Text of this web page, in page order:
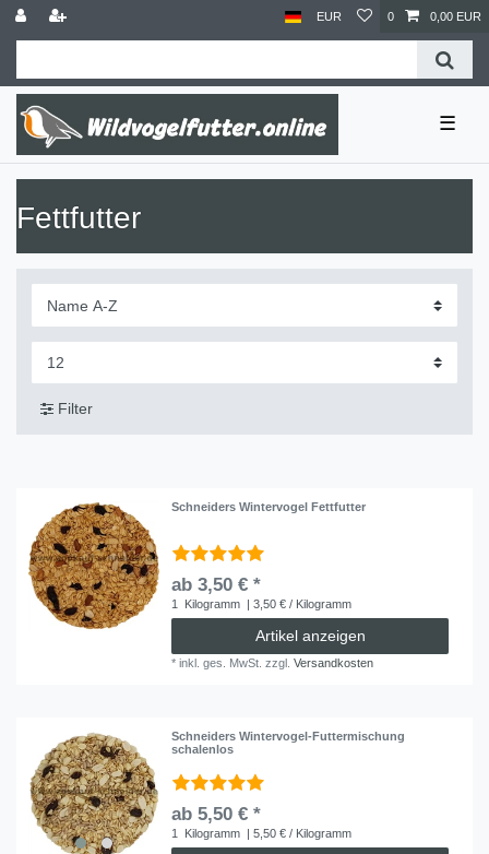
EUR 0 0,00 EUR
☰
Fettfutter
Filter
Schneiders Wintervogel Fettfutter
ab 3,50 € *
1 Kilogramm | 3,50 € / Kilogramm
Artikel anzeigen
*inkl. ges. MwSt. zzgl.Versandkosten
Schneiders Wintervogel-Futtermischung
schalenlos
ab 5,50 € *
1 Kilogramm | 5,50 € / Kilogramm